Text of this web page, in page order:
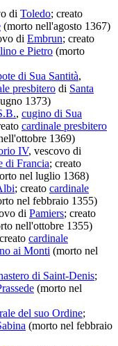
di Toledo; creato
(morto nell'agosto 1367)
di Embrun; creato
e Pietro (morto
di Sua Santità,
presbitero di Santa
1373)
, cugino di Sua
cardinale presbitero
1369)
IV, vescovo di
di Francia; creato
nel luglio 1368)
; creato cardinale
nel febbraio 1355)
di Pamiers; creato
nell'ottobre 1355)
cardinale
ai Monti (morto nel
di Saint-Denis;
(morto nel
del suo Ordine;
(morto nel febbraio